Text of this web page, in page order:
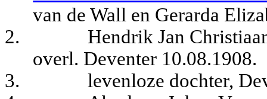
van de Wall en Gerarda
2.
Hendrik Jan
overl. Deventer 10.08.1908.
3.
levenloze dochter,